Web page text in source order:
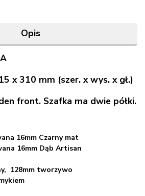
Opis
x 310 mm (szer. x wys. x gł.)
front. Szafka ma dwie półki.
16mm Czarny mat
16mm Dąb Artisan
128mm tworzywo